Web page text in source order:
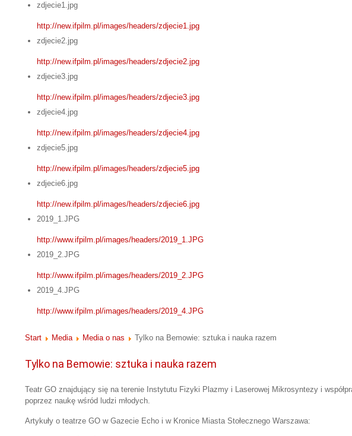
zdjecie1.jpg
http://new.ifpilm.pl/images/headers/zdjecie1.jpg
zdjecie2.jpg
http://new.ifpilm.pl/images/headers/zdjecie2.jpg
zdjecie3.jpg
http://new.ifpilm.pl/images/headers/zdjecie3.jpg
zdjecie4.jpg
http://new.ifpilm.pl/images/headers/zdjecie4.jpg
zdjecie5.jpg
http://new.ifpilm.pl/images/headers/zdjecie5.jpg
zdjecie6.jpg
http://new.ifpilm.pl/images/headers/zdjecie6.jpg
2019_1.JPG
http://www.ifpilm.pl/images/headers/2019_1.JPG
2019_2.JPG
http://www.ifpilm.pl/images/headers/2019_2.JPG
2019_4.JPG
http://www.ifpilm.pl/images/headers/2019_4.JPG
Start Media Media o nas Tylko na Bemowie: sztuka i nauka razem
Tylko na Bemowie: sztuka i nauka razem
Teatr GO znajdujący się na terenie Instytutu Fizyki Plazmy i Laserowej Mikrosyntezy i
poprzez naukę wśród ludzi młodych.
Artykuły o teatrze GO w Gazecie Echo i w Kronice Miasta Stołecznego Warszawa: